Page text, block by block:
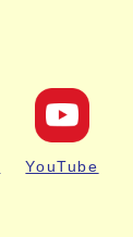
YouTube